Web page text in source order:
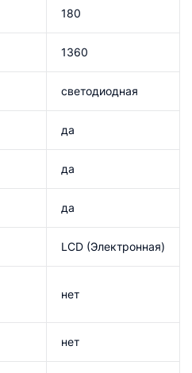
180
1360
светодиодная
да
да
да
LCD (Электронная)
нет
нет